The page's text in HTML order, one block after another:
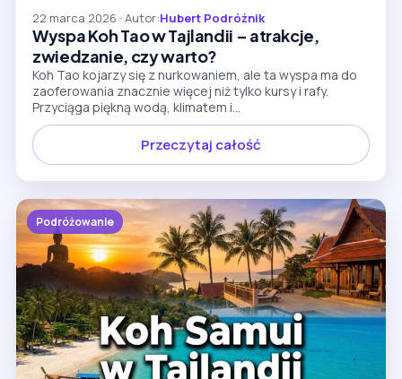
22 marca 2026 •Autor:Hubert Podróżnik
Wyspa Koh Tao w Tajlandii – atrakcje,
zwiedzanie, czy warto?
Koh Tao kojarzy się z nurkowaniem, ale ta wyspa ma do
zaoferowania znacznie więcej niż tylko kursy i rafy.
Przyciąga piękną wodą, klimatem i...
Przeczytaj całość
Podróżowanie